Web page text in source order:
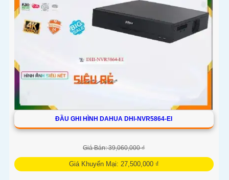
ĐẦU GHI HÌNH DAHUA DHI-NVR5864-EI
Giá Bán: 39,060,000 ₫
Giá Khuyến Mại: 27,500,000 ₫